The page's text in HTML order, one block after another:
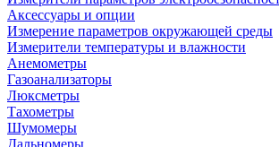
Аксессуары и опции
Измерение параметров окружающей среды
Измерители температуры и влажности
Анемометры
Газоанализаторы
Люксметры
Тахометры
Шумомеры
Дальномеры